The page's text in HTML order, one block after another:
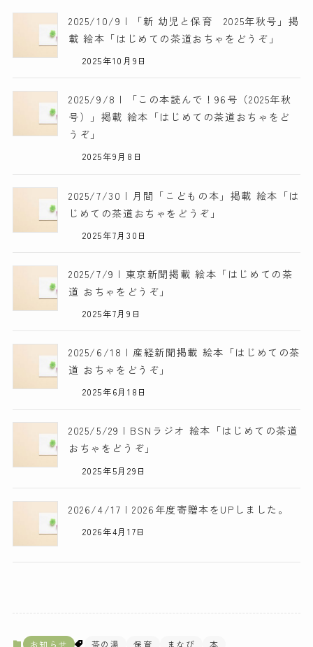
2025/10/9 | 「新 幼児と保育 2025年秋号」掲
載 絵本「はじめての茶道おちゃをどうぞ」
2025年10月9日
2025/9/8 | 「この本読んで！96号（2025年秋
号）」掲載 絵本「はじめての茶道おちゃをど
うぞ」
2025年9月8日
2025/7/30 | 月間「こどもの本」掲載 絵本「は
じめての茶道おちゃをどうぞ」
2025年7月30日
2025/7/9 | 東京新聞掲載 絵本「はじめての茶
道 おちゃをどうぞ」
2025年7月9日
2025/6/18 | 産経新聞掲載 絵本「はじめての茶
道 おちゃをどうぞ」
2025年6月18日
2025/5/29 | BSNラジオ 絵本「はじめての茶道
おちゃをどうぞ」
2025年5月29日
2026/4/17 | 2026年度寄贈本をUPしました。
2026年4月17日
お知らせ 茶の湯 保育 まなび 本